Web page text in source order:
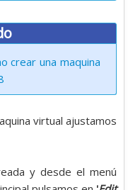
crear una maquina
virtual ajustamos
y desde el menú